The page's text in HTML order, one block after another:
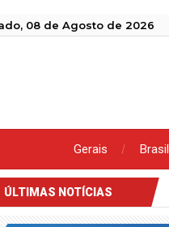
08 de Agosto de 2026
Gerais Brasil
ÚLTIMAS NOTÍCIAS